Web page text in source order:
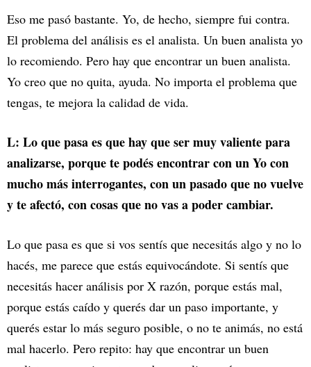
Eso me pasó bastante. Yo, de hecho, siempre fui contra.
El problema del análisis es el analista. Un buen analista yo
lo recomiendo. Pero hay que encontrar un buen analista.
Yo creo que no quita, ayuda. No importa el problema que
tengas, te mejora la calidad de vida.
L: Lo que pasa es que hay que ser muy valiente para
analizarse, porque te podés encontrar con un Yo con
mucho más interrogantes, con un pasado que no vuelve
y te afectó, con cosas que no vas a poder cambiar.
Lo que pasa es que si vos sentís que necesitás algo y no lo
hacés, me parece que estás equivocándote. Si sentís que
necesitás hacer análisis por X razón, porque estás mal,
porque estás caído y querés dar un paso importante, y
querés estar lo más seguro posible, o no te animás, no está
mal hacerlo. Pero repito: hay que encontrar un buen